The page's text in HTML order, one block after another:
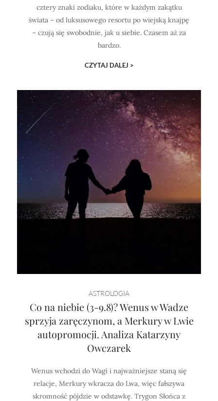
cztery znaki zodiaku, które w każdym zakątku
świata – od luksusowego resortu po wiejską knajpę
– czują się swobodnie, jak u siebie. Czasem aż za
bardzo.
CZYTAJ DALEJ >
ASTROLOGIA
Co na niebie (3-9.8)? Wenus w Wadze
sprzyja zaręczynom, a Merkury w Lwie
autopromocji. Analiza Katarzyny
Owczarek
Wenus wchodzi do Wagi i najważniejsze staną się
relacje, Merkury wkracza do Lwa, więc fałszywa
skromność pójdzie w odstawkę. Trygon Słońca z